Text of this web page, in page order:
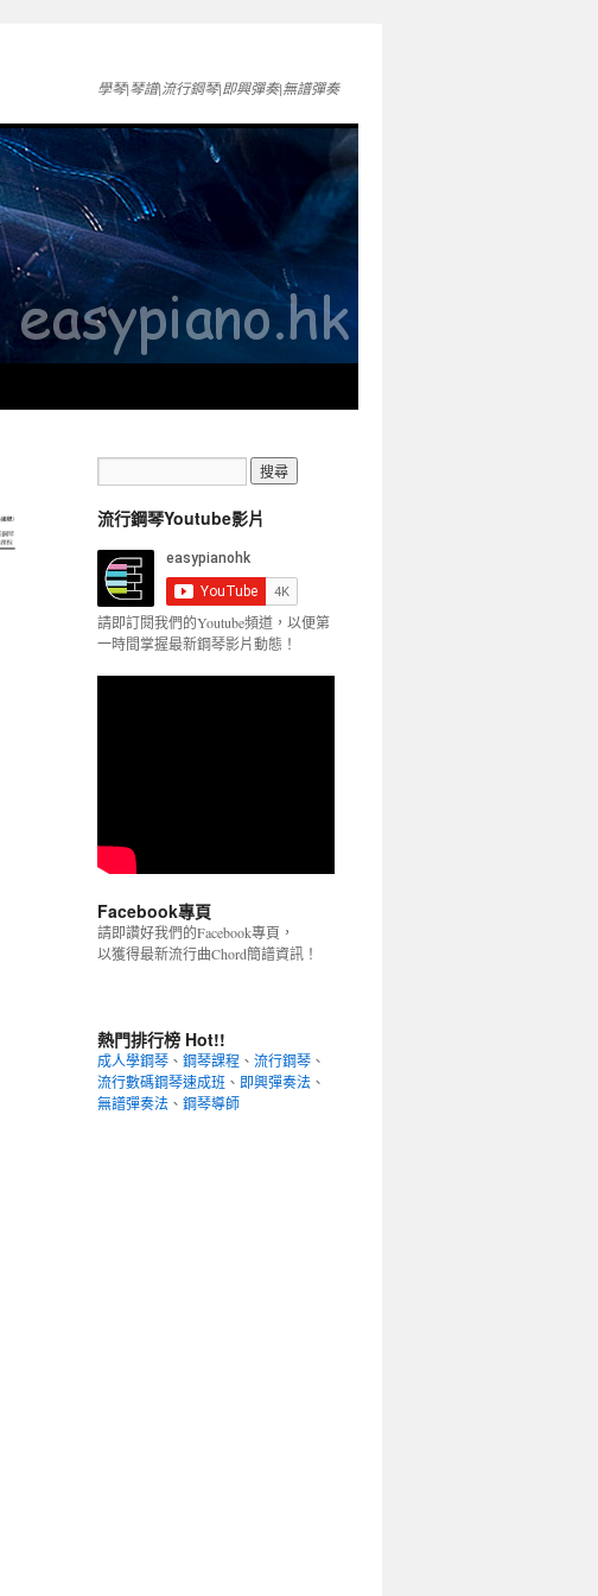
學琴|琴譜|流行鋼琴|即興彈奏|無譜彈奏
流行鋼琴Youtube影片
請即訂閱我們的Youtube頻道，以便第
一時間掌握最新鋼琴影片動態！
Facebook專頁
請即讚好我們的Facebook專頁，
以獲得最新流行曲Chord簡譜資訊！
熱門排行榜 Hot!!
成人學鋼琴 、 鋼琴課程 、 流行鋼琴 、
流行數碼鋼琴速成班 、 即興彈奏法 、
無譜彈奏法 、 鋼琴導師